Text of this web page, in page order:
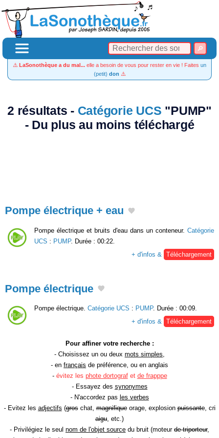
⚠️ LaSonothèque a du mal... elle a besoin de vous pour rester en vie ! Faites un
(petit) don ⚠️
2 résultats - Catégorie UCS "PUMP"
- Du plus au moins téléchargé
Pompe électrique + eau
Pompe électrique et bruits d'eau dans un conteneur. Catégorie
UCS : PUMP. Durée : 00:22.
+ d'infos &
Téléchargement
Pompe électrique
Pompe électrique. Catégorie UCS : PUMP. Durée : 00:09.
+ d'infos & Téléchargement
Pour affiner votre recherche :
- Choisissez un ou deux mots simples,
- en français de préférence, ou en anglais
- évitez les phote dortografet de frapppe
- Essayez des synonymes
- N'accordez pas les verbes
- Evitez les adjectifs (groschat,magnifiqueorage, explosionpuissante, cri
aigu, etc.)
- Privilégiez le seul nom de l'objet source du bruit (moteur de triporteur,